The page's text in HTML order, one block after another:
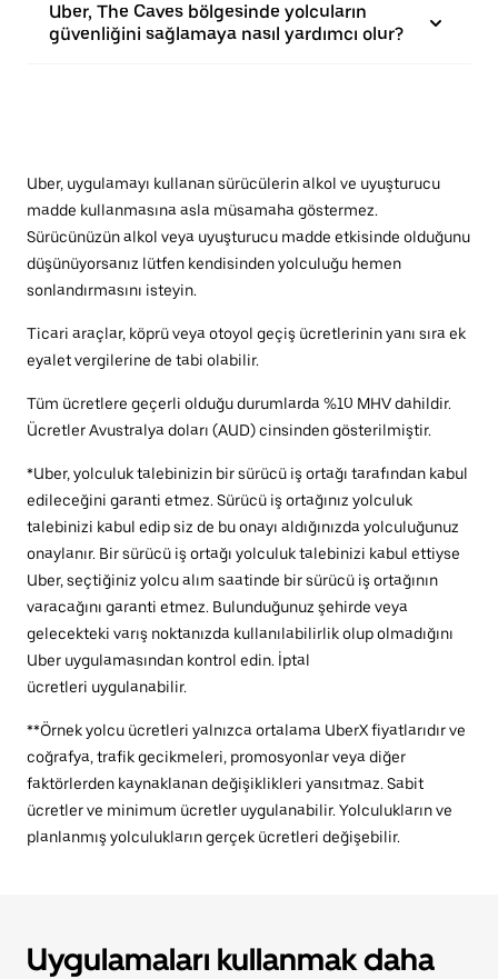
Uber, The Caves bölgesinde yolcuların
güvenliğini sağlamaya nasıl yardımcı olur?
Uber, uygulamayı kullanan sürücülerin alkol ve uyuşturucu
madde kullanmasına asla müsamaha göstermez.
Sürücünüzün alkol veya uyuşturucu madde etkisinde olduğunu
düşünüyorsanız lütfen kendisinden yolculuğu hemen
sonlandırmasını isteyin.
Ticari araçlar, köprü veya otoyol geçiş ücretlerinin yanı sıra ek
eyalet vergilerine de tabi olabilir.
Tüm ücretlere geçerli olduğu durumlarda %10 MHV dahildir.
Ücretler Avustralya doları (AUD) cinsinden gösterilmiştir.
*Uber, yolculuk talebinizin bir sürücü iş ortağı tarafından kabul
edileceğini garanti etmez. Sürücü iş ortağınız yolculuk
talebinizi kabul edip siz de bu onayı aldığınızda yolculuğunuz
onaylanır. Bir sürücü iş ortağı yolculuk talebinizi kabul ettiyse
Uber, seçtiğiniz yolcu alım saatinde bir sürücü iş ortağının
varacağını garanti etmez. Bulunduğunuz şehirde veya
gelecekteki varış noktanızda kullanılabilirlik olup olmadığını
Uber uygulamasından kontrol edin. İptal
ücretleri uygulanabilir.
**Örnek yolcu ücretleri yalnızca ortalama UberX fiyatlarıdır ve
coğrafya, trafik gecikmeleri, promosyonlar veya diğer
faktörlerden kaynaklanan değişiklikleri yansıtmaz. Sabit
ücretler ve minimum ücretler uygulanabilir. Yolculukların ve
planlanmış yolculukların gerçek ücretleri değişebilir.
Uygulamaları kullanmak daha